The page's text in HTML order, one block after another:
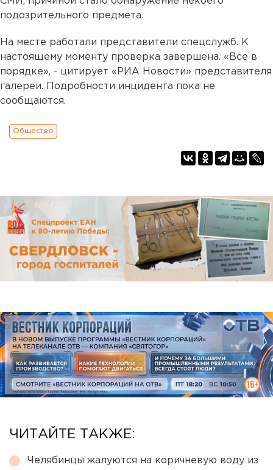
подозрительного предмета.
На месте работали представители спецслужб. К
настоящему моменту проверка завершена. «Все в
порядке», - цитирует «РИА Новости» представителя
галереи. Подробности инцидента пока не
сообщаются.
Общество
ЧИТАЙТЕ ТАКЖЕ:
Челябинцы жалуются на коричневую воду из